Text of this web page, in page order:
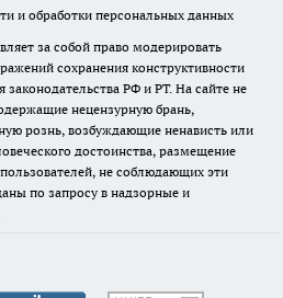
и обработки персональных данных
за собой право модерировать
сохранения конструктивности
РФ и РТ. На сайте не
нецензурную брань,
рознь, возбуждающие ненависть или
достоинства, размещение
не соблюдающих эти
по запросу в надзорные и